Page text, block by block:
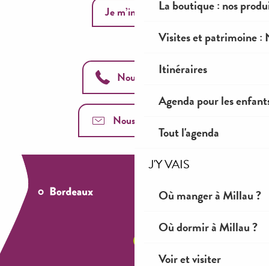
La boutique : nos
Visites et patrimoine :
Itinéraires
Agenda pour les
Tout l'agenda
J'Y VAIS
Où manger à Millau ?
Où dormir à Millau ?
Voir et visiter
Je m’inscris
Nous appeler
Nous contacter